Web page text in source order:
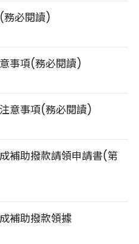
務必閱讀)
事項(務必閱讀)
意事項(務必閱讀)
補助撥款請領申請書(第
補助撥款領據